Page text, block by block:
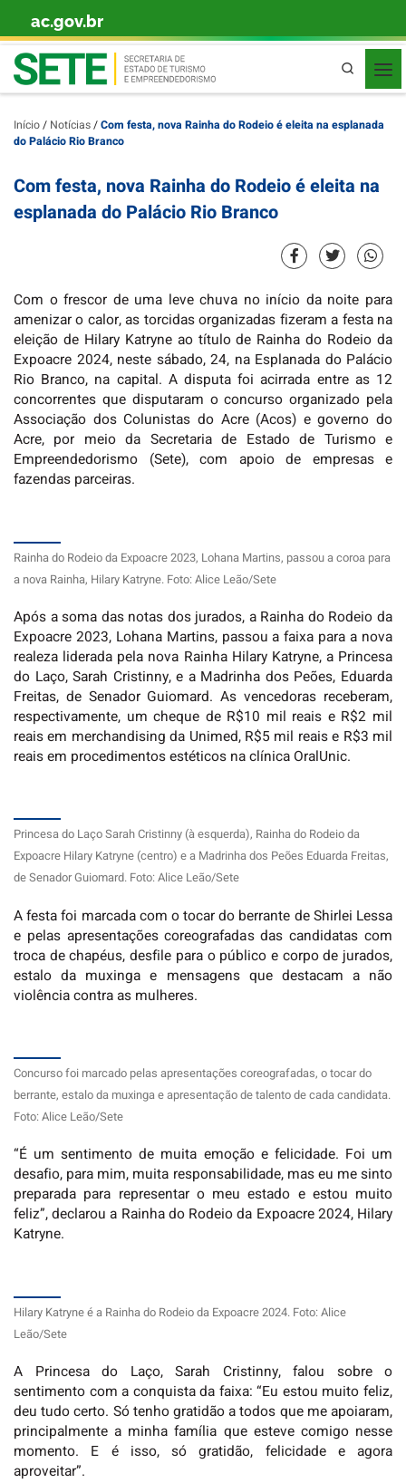
Skip to content
ac.gov.br
Pesquisa
Início/ Notícias/Com festa, nova Rainha do Rodeio é eleita na esplanada
do Palácio Rio Branco
Com festa, nova Rainha do Rodeio é eleita na
esplanada do Palácio Rio Branco
Com o frescor de uma leve chuva no início da noite para
amenizar o calor, as torcidas organizadas fizeram a festa na
eleição de Hilary Katryne ao título de Rainha do Rodeio da
Expoacre 2024, neste sábado, 24, na Esplanada do Palácio
Rio Branco, na capital. A disputa foi acirrada entre as 12
concorrentes que disputaram o concurso organizado pela
Associação dos Colunistas do Acre (Acos) e governo do
Acre, por meio da Secretaria de Estado de Turismo e
Empreendedorismo (Sete), com apoio de empresas e
fazendas parceiras.
Rainha do Rodeio da Expoacre 2023, Lohana Martins, passou a coroa para
a nova Rainha, Hilary Katryne. Foto: Alice Leão/Sete
Após a soma das notas dos jurados, a Rainha do Rodeio da
Expoacre 2023, Lohana Martins, passou a faixa para a nova
realeza liderada pela nova Rainha Hilary Katryne, a Princesa
do Laço, Sarah Cristinny, e a Madrinha dos Peões, Eduarda
Freitas, de Senador Guiomard. As vencedoras receberam,
respectivamente, um cheque de R$10 mil reais e R$2 mil
reais em merchandising da Unimed, R$5 mil reais e R$3 mil
reais em procedimentos estéticos na clínica OralUnic.
Princesa do Laço Sarah Cristinny (à esquerda), Rainha do Rodeio da
Expoacre Hilary Katryne (centro) e a Madrinha dos Peões Eduarda Freitas,
de Senador Guiomard. Foto: Alice Leão/Sete
A festa foi marcada com o tocar do berrante de Shirlei Lessa
e pelas apresentações coreografadas das candidatas com
troca de chapéus, desfile para o público e corpo de jurados,
estalo da muxinga e mensagens que destacam a não
violência contra as mulheres.
Concurso foi marcado pelas apresentações coreografadas, o tocar do
berrante, estalo da muxinga e apresentação de talento de cada candidata.
Foto: Alice Leão/Sete
“É um sentimento de muita emoção e felicidade. Foi um
desafio, para mim, muita responsabilidade, mas eu me sinto
preparada para representar o meu estado e estou muito
feliz”, declarou a Rainha do Rodeio da Expoacre 2024, Hilary
Katryne.
Hilary Katryne é a Rainha do Rodeio da Expoacre 2024. Foto: Alice
Leão/Sete
A Princesa do Laço, Sarah Cristinny, falou sobre o
sentimento com a conquista da faixa: “Eu estou muito feliz,
deu tudo certo. Só tenho gratidão a todos que me apoiaram,
principalmente a minha família que esteve comigo nesse
momento. E é isso, só gratidão, felicidade e agora
aproveitar”.